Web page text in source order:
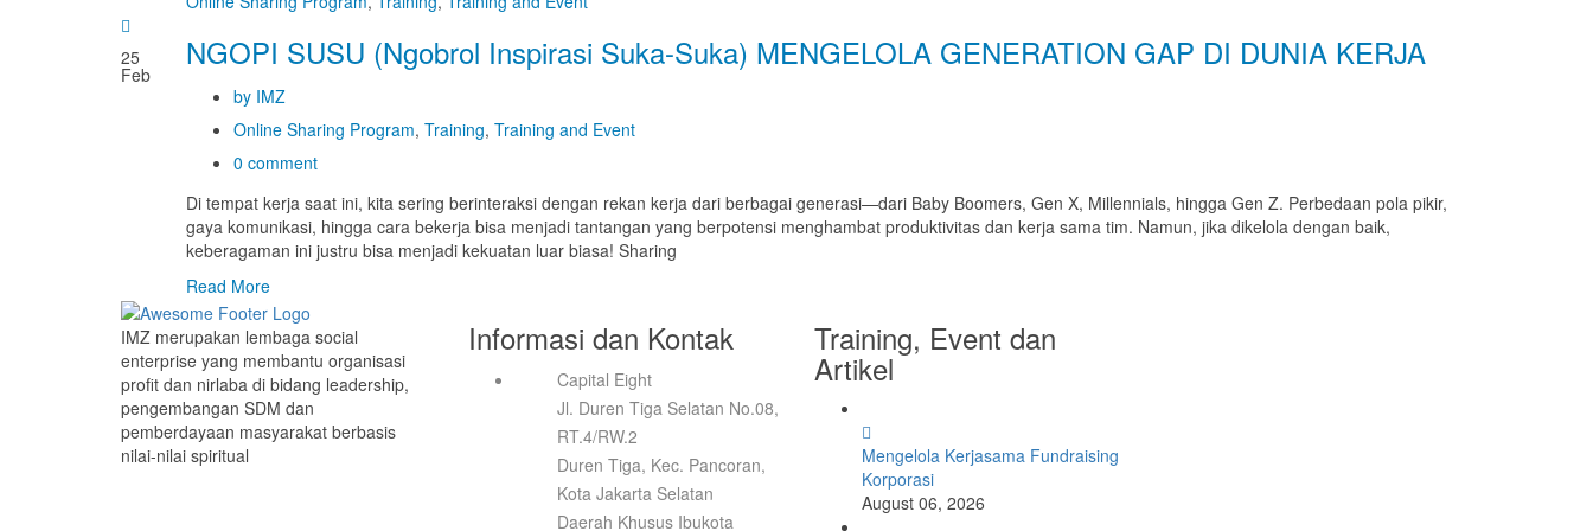
25
Feb
NGOPI SUSU (Ngobrol Inspirasi Suka-Suka) MENGELOLA GENERATION GAP DI DUNIA KERJA
by IMZ
Online Sharing Program, Training, Training and Event
0 comment
Di tempat kerja saat ini, kita sering berinteraksi dengan rekan kerja dari berbagai generasi—dari Baby Boomers, Gen X, Millennials, hingga Gen Z. Perbedaan pola pikir,
gaya komunikasi, hingga cara bekerja bisa menjadi tantangan yang berpotensi menghambat produktivitas dan kerja sama tim. Namun, jika dikelola dengan baik,
keberagaman ini justru bisa menjadi kekuatan luar biasa! Sharing
Read More
IMZ merupakan lembaga social
enterprise yang membantu organisasi
profit dan nirlaba di bidang leadership,
pengembangan SDM dan
pemberdayaan masyarakat berbasis
nilai-nilai spiritual
Informasi dan Kontak
Capital Eight
Jl. Duren Tiga Selatan No.08,
RT.4/RW.2
Duren Tiga, Kec. Pancoran,
Kota Jakarta Selatan
Daerah Khusus Ibukota
Training, Event dan
Artikel
Mengelola Kerjasama Fundraising
Korporasi
August 06, 2026